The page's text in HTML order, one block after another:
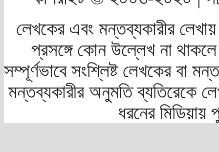
লেখকের এবং মন্তব্যকারীর
প্রসঙ্গে কোন উল্লেখ না
সম্পূর্ণভাবে সংশ্লিষ্ট লেখকের বা
মন্তব্যকারীর অনুমতি ব্যতিরেকে
ধরনের মিডিয়ায়